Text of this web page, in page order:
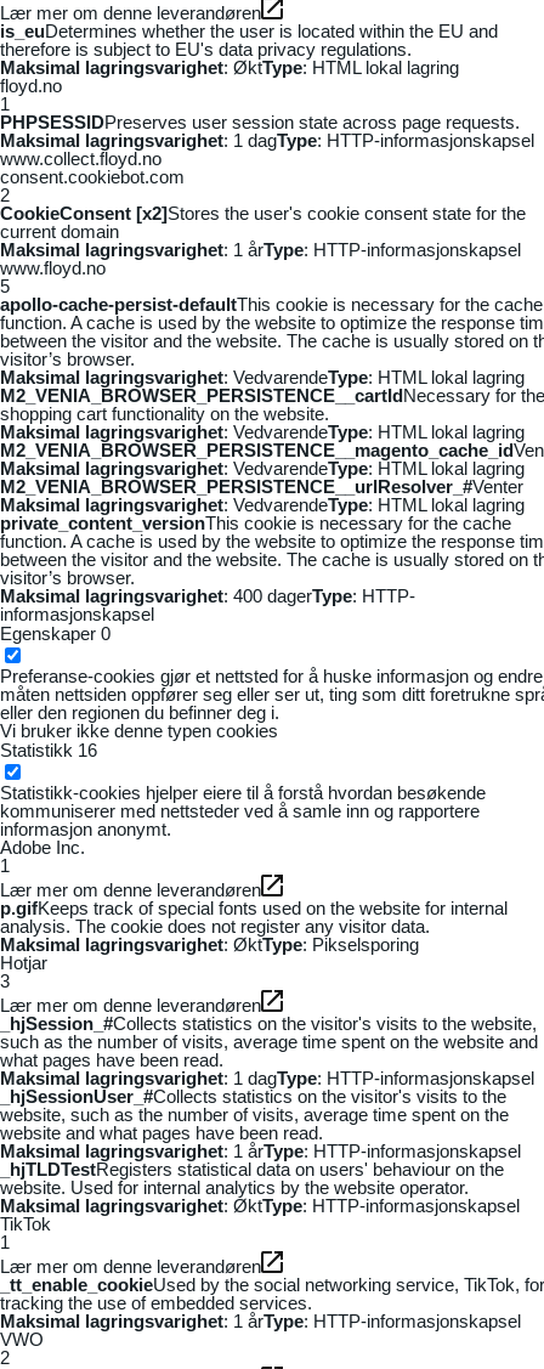
Lær mer om denne leverandøren
is_euDetermines whether the user is located within the EU and
therefore is subject to EU's data privacy regulations.
Maksimal lagringsvarighet: ØktType: HTML lokal lagring
floyd.no
1
PHPSESSIDPreserves user session state across page requests.
Maksimal lagringsvarighet: 1 dagType: HTTP-informasjonskapsel
www.collect.floyd.no
consent.cookiebot.com
2
CookieConsent [x2]Stores the user's cookie consent state for the
current domain
Maksimal lagringsvarighet: 1 årType: HTTP-informasjonskapsel
www.floyd.no
5
apollo-cache-persist-defaultThis cookie is necessary for the cache
function. A cache is used by the website to optimize the response
between the visitor and the website. The cache is usually stored on
visitor’s browser.
Maksimal lagringsvarighet: VedvarendeType: HTML lokal lagring
M2_VENIA_BROWSER_PERSISTENCE__cartIdNecessary for the
shopping cart functionality on the website.
Maksimal lagringsvarighet: VedvarendeType: HTML lokal lagring
M2_VENIA_BROWSER_PERSISTENCE__magento_cache_id
Maksimal lagringsvarighet: VedvarendeType: HTML lokal lagring
M2_VENIA_BROWSER_PERSISTENCE__urlResolver_#Venter
Maksimal lagringsvarighet: VedvarendeType: HTML lokal lagring
private_content_versionThis cookie is necessary for the cache
function. A cache is used by the website to optimize the response
between the visitor and the website. The cache is usually stored on
visitor’s browser.
Maksimal lagringsvarighet: 400 dagerType: HTTP-
informasjonskapsel
Egenskaper 0
Preferanse-cookies gjør et nettsted for å huske informasjon og
måten nettsiden oppfører seg eller ser ut, ting som ditt foretrukne
eller den regionen du befinner deg i.
Vi bruker ikke denne typen cookies
Statistikk 16
Statistikk-cookies hjelper eiere til å forstå hvordan besøkende
kommuniserer med nettsteder ved å samle inn og rapportere
informasjon anonymt.
Adobe Inc.
1
Lær mer om denne leverandøren
p.gifKeeps track of special fonts used on the website for internal
analysis. The cookie does not register any visitor data.
Maksimal lagringsvarighet: ØktType: Pikselsporing
Hotjar
3
Lær mer om denne leverandøren
_hjSession_#Collects statistics on the visitor's visits to the website,
such as the number of visits, average time spent on the website and
what pages have been read.
Maksimal lagringsvarighet: 1 dagType: HTTP-informasjonskapsel
_hjSessionUser_#Collects statistics on the visitor's visits to the
website, such as the number of visits, average time spent on the
website and what pages have been read.
Maksimal lagringsvarighet: 1 årType: HTTP-informasjonskapsel
_hjTLDTestRegisters statistical data on users' behaviour on the
website. Used for internal analytics by the website operator.
Maksimal lagringsvarighet: ØktType: HTTP-informasjonskapsel
TikTok
1
Lær mer om denne leverandøren
_tt_enable_cookieUsed by the social networking service, TikTok, for
tracking the use of embedded services.
Maksimal lagringsvarighet: 1 årType: HTTP-informasjonskapsel
VWO
2